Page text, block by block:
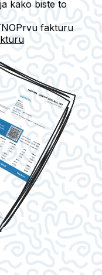
kako biste to
Prvu fakturu